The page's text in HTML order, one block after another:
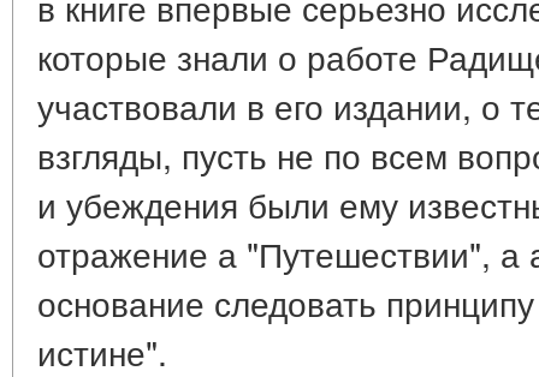
которые знали о работе
участвовали в его издании, о
взгляды, пусть не по всем
и убеждения были ему
отражение а "Путешествии", а
основание следовать
истине".